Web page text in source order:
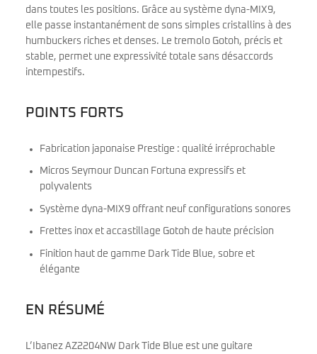
dans toutes les positions. Grâce au système dyna-MIX9,
elle passe instantanément de sons simples cristallins à des
humbuckers riches et denses. Le tremolo Gotoh, précis et
stable, permet une expressivité totale sans désaccords
intempestifs.
POINTS FORTS
Fabrication japonaise Prestige : qualité irréprochable
Micros Seymour Duncan Fortuna expressifs et
polyvalents
Système dyna-MIX9 offrant neuf configurations sonores
Frettes inox et accastillage Gotoh de haute précision
Finition haut de gamme Dark Tide Blue, sobre et
élégante
EN RÉSUMÉ
L’Ibanez AZ2204NW Dark Tide Blue est une guitare